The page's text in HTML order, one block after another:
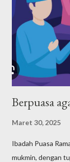
kaumnya? Nabi
adalah Yang Maha
keesaan Tuhan
disebut Shema
kita, Tuhan itu
Berpuasa
Maret 30, 2025
Ibadah Puasa
mukmin, dengan